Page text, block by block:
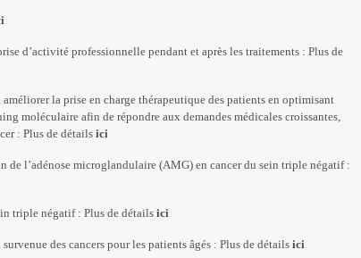
d’activité professionnelle pendant et après les traitements : Plus de
la prise en charge thérapeutique des patients en optimisant
moléculaire afin de répondre aux demandes médicales croissantes,
: Plus de détails ici
de l’adénose microglandulaire (AMG) en cancer du sein triple négatif :
triple négatif : Plus de détails ici
des cancers pour les patients âgés : Plus de détails ici